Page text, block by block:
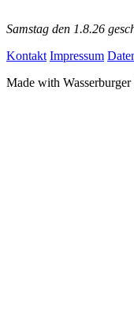
Samstag den 1.8.26
Kontakt Impressum
Made with